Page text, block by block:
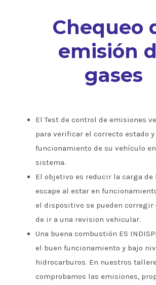
Chequeo
emisión
gases
El Test de control de emisiones
para verificar el correcto estado y
funcionamiento de su vehículo
sistema.
El objetivo es reducir la carga de
escape al estar en
el dispositivo se pueden corregir
de ir a una revision vehicular.
Una buena combustión ES
el buen funcionamiento y bajo
hidrocarburos. En nuestros
comprobamos las emisiones,